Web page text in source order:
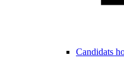
Candidats